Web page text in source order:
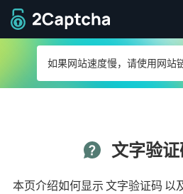
返回主页
如果网站速度慢，请使用网站
文字验
本页介绍如何显示 文字验证码 以